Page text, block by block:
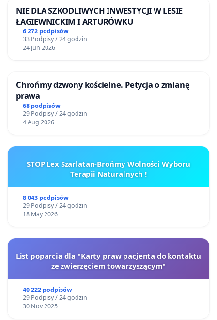
NIE DLA SZKODLIWYCH INWESTYCJI W LESIE
ŁAGIEWNICKIM I ARTURÓWKU
6 272 podpisów
33 Podpisy / 24 godzin
24 Jun 2026
Chrońmy dzwony kościelne. Petycja o zmianę
prawa
68 podpisów
29 Podpisy / 24 godzin
4 Aug 2026
STOP Lex Szarlatan-Brońmy Wolności Wyboru
Terapii Naturalnych !
8 043 podpisów
29 Podpisy / 24 godzin
18 May 2026
List poparcia dla "Karty praw pacjenta do kontaktu
ze zwierzęciem towarzyszącym"
40 222 podpisów
29 Podpisy / 24 godzin
30 Nov 2025